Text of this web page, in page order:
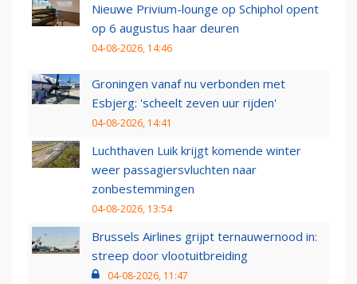
Nieuwe Privium-lounge op Schiphol opent
op 6 augustus haar deuren
04-08-2026, 14:46
Groningen vanaf nu verbonden met
Esbjerg: 'scheelt zeven uur rijden'
04-08-2026, 14:41
Luchthaven Luik krijgt komende winter
weer passagiersvluchten naar
zonbestemmingen
04-08-2026, 13:54
Brussels Airlines grijpt ternauwernood in:
streep door vlootuitbreiding
04-08-2026, 11:47